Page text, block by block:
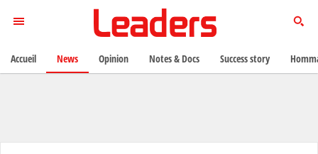
Accueil News Opinion Notes & Docs Success story